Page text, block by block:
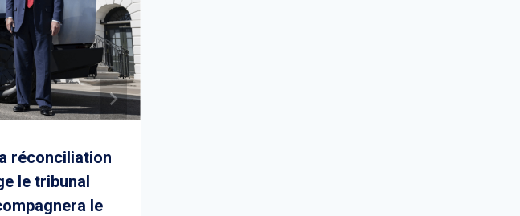
réconciliation
le tribunal
le